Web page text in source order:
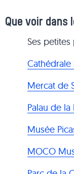
Que voir dans
Ses
Cathédrale
Mercat de
Palau de
Musée
MOCO